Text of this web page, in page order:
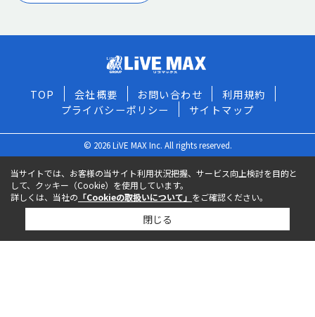
TOP 会社概要 お問い合わせ
利用規約
プライバシーポリシー
サイトマップ
© 2026 LiVE MAX Inc. All rights reserved.
当サイトでは、お客様の当サイト利用状況把握、サービス向上検討を目的と
して、クッキー（Cookie）を使用しています。
詳しくは、当社の 「Cookieの取扱いについて」 をご確認ください。
閉じる